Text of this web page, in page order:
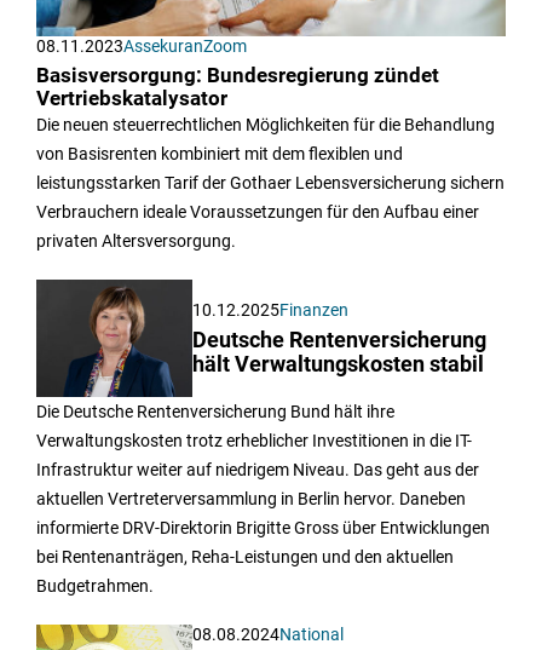
08.11.2023AssekuranZoom
Basisversorgung: Bundesregierung zündet
Vertriebskatalysator
Die neuen steuerrechtlichen Möglichkeiten für die Behandlung
von Basisrenten kombiniert mit dem flexiblen und
leistungsstarken Tarif der Gothaer Lebensversicherung sichern
Verbrauchern ideale Voraussetzungen für den Aufbau einer
privaten Altersversorgung.
10.12.2025Finanzen
Deutsche Rentenversicherung
hält Verwaltungskosten stabil
Die Deutsche Rentenversicherung Bund hält ihre
Verwaltungskosten trotz erheblicher Investitionen in die IT-
Infrastruktur weiter auf niedrigem Niveau. Das geht aus der
aktuellen Vertreterversammlung in Berlin hervor. Daneben
informierte DRV-Direktorin Brigitte Gross über Entwicklungen
bei Rentenanträgen, Reha-Leistungen und den aktuellen
Budgetrahmen.
08.08.2024National